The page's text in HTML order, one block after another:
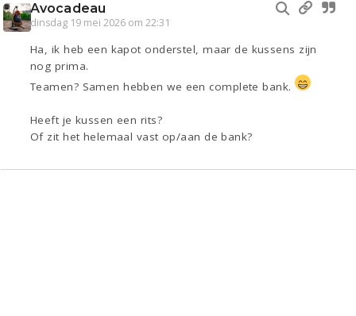
Avocadeau
dinsdag 19 mei 2026 om 22:31
Ha, ik heb een kapot onderstel, maar de kussens zijn
nog prima.
Teamen? Samen hebben we een complete bank.
Heeft je kussen een rits?
Of zit het helemaal vast op/aan de bank?